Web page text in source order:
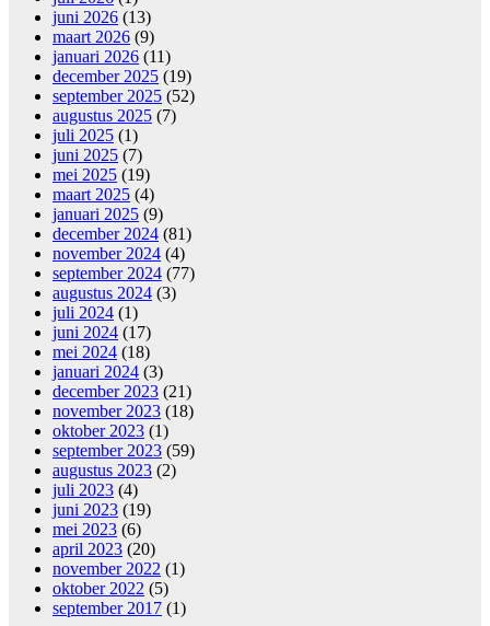
juni 2026 (13)
maart 2026 (9)
januari 2026 (11)
december 2025 (19)
september 2025 (52)
augustus 2025 (7)
juli 2025 (1)
juni 2025 (7)
mei 2025 (19)
maart 2025 (4)
januari 2025 (9)
december 2024 (81)
november 2024 (4)
september 2024 (77)
augustus 2024 (3)
juli 2024 (1)
juni 2024 (17)
mei 2024 (18)
januari 2024 (3)
december 2023 (21)
november 2023 (18)
oktober 2023 (1)
september 2023 (59)
augustus 2023 (2)
juli 2023 (4)
juni 2023 (19)
mei 2023 (6)
april 2023 (20)
november 2022 (1)
oktober 2022 (5)
september 2017 (1)